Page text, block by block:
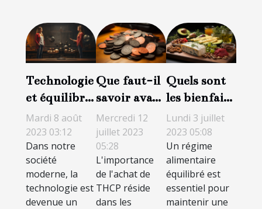
Technologie
et équilibre
quotidien :
amis ou
ennemis ?
Mardi 8 août
2023 03:12
Dans notre
société
moderne, la
technologie est
devenue un
Que faut-il
savoir avant
d’acheter du
THCP ?
Mercredi 12
juillet 2023
05:28
L'importance
de l'achat de
THCP réside
dans les
Quels sont
les bienfaits
d’un régime
cétogène?
Lundi 3 juillet
2023 05:08
Un régime
alimentaire
équilibré est
essentiel pour
maintenir une